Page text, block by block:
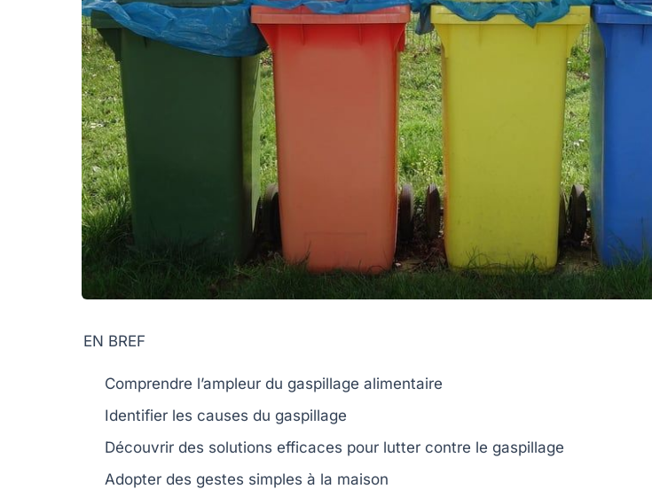
EN BREF
Comprendre l’ampleur du gaspillage alimentaire
Identifier les causes du gaspillage
Découvrir des solutions efficaces pour lutter contre le gaspillage
Adopter des gestes simples à la maison